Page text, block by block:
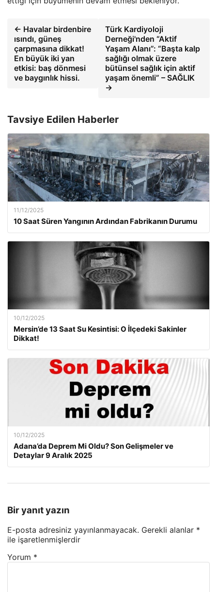
← Havalar birdenbire
ısındı, güneş
çarpmasına dikkat!
En büyük iki yan
etkisi: baş dönmesi
ve baygınlık hissi.
Türk Kardiyoloji
Derneği'nden “Aktif
Yaşam Alanı”: “Başta kalp
sağlığı olmak üzere
bütünsel sağlık için aktif
yaşam önemli” – SAĞLIK
→
Tavsiye Edilen Haberler
11/12/2025
10 Saat Süren Yangının Ardından Fabrikanın Durumu
10/12/2025
Mersin’de 13 Saat Su Kesintisi: O İlçedeki Sakinler
Dikkat!
10/12/2025
Adana’da Deprem Mi Oldu? Son Gelişmeler ve
Detaylar 9 Aralık 2025
Bir yanıt yazın
E-posta adresiniz yayınlanmayacak. Gerekli alanlar *
ile işaretlenmişlerdir
Yorum *